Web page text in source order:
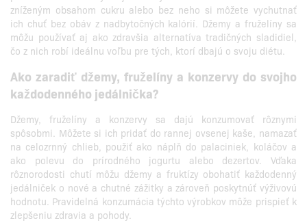
zníženým obsahom cukru alebo bez neho si môžete vychutnať
ich chuť bez obáv z nadbytočných kalórií. Džemy a fruželíny sa
môžu používať aj ako zdravšia alternatíva tradičných sladidiel,
čo z nich robí ideálnu voľbu pre tých, ktorí dbajú o svoju diétu.
Ako zaradiť džemy, fruželíny a konzervy do svojho
každodenného jedálnička?
Džemy, fruželíny a konzervy sa dajú konzumovať rôznymi
spôsobmi. Môžete si ich pridať do rannej ovsenej kaše, namazať
na celozrnný chlieb, použiť ako náplň do palaciniek, koláčov a
ako polevu do prírodného jogurtu alebo dezertov. Vďaka
rôznorodosti chutí môžu džemy a fruktízy obohatiť každodenný
jedálniček o nové a chutné zážitky a zároveň poskytnúť výživovú
hodnotu. Pravidelná konzumácia týchto výrobkov môže prispieť k
zlepšeniu zdravia a pohody.